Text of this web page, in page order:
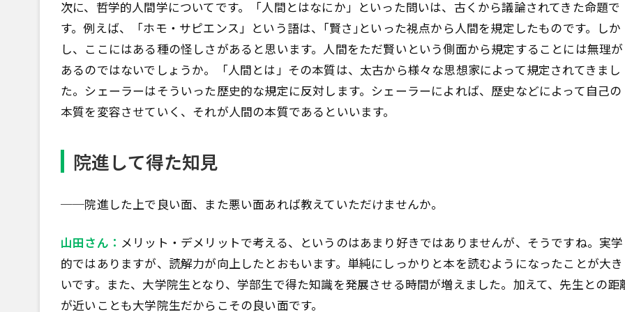
次に、哲学的人間学についてです。「人間とはなにか」といった問いは、古くから議論されてきた命題で
す。例えば、「ホモ・サピエンス」という語は、｢賢さ｣といった視点から人間を規定したものです。しか
し、ここにはある種の怪しさがあると思います。人間をただ賢いという側面から規定することには無理が
あるのではないでしょうか。「人間とは」その本質は、太古から様々な思想家によって規定されてきまし
た。シェーラーはそういった歴史的な規定に反対します。シェーラーによれば、歴史などによって自己の
本質を変容させていく、それが人間の本質であるといいます。
院進して得た知見
──院進した上で良い面、また悪い面あれば教えていただけませんか。
山田さん： メリット・デメリットで考える、というのはあまり好きではありませんが、そうですね。実学
的ではありますが、読解力が向上したとおもいます。単純にしっかりと本を読むようになったことが大き
いです。また、大学院生となり、学部生で得た知識を発展させる時間が増えました。加えて、先生との距
が近いことも大学院生だからこその良い面です。